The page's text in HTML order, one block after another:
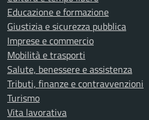
Educazione e formazione
Giustizia e sicurezza pubblica
Imprese e commercio
Mobilità e trasporti
Salute, benessere e assistenza
Tributi, finanze e contravvenzioni
Turismo
Vita lavorativa